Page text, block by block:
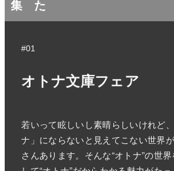
集
た
#01
オトナ文庫フェア
若いって眩しいし素晴らしいけれど
ナ」にならないと見えてこない世界
さんあります。そんな“オトナ”の世